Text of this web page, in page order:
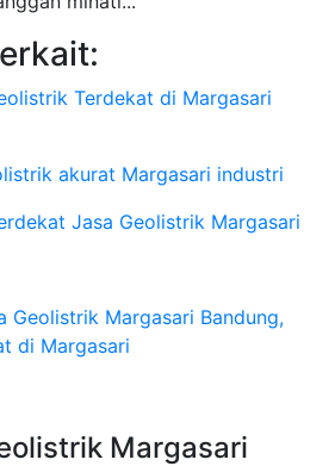
Terdekat di Margasari
akurat Margasari industri
Jasa Geolistrik Margasari
Geolistrik Margasari Bandung,
di Margasari
Margasari